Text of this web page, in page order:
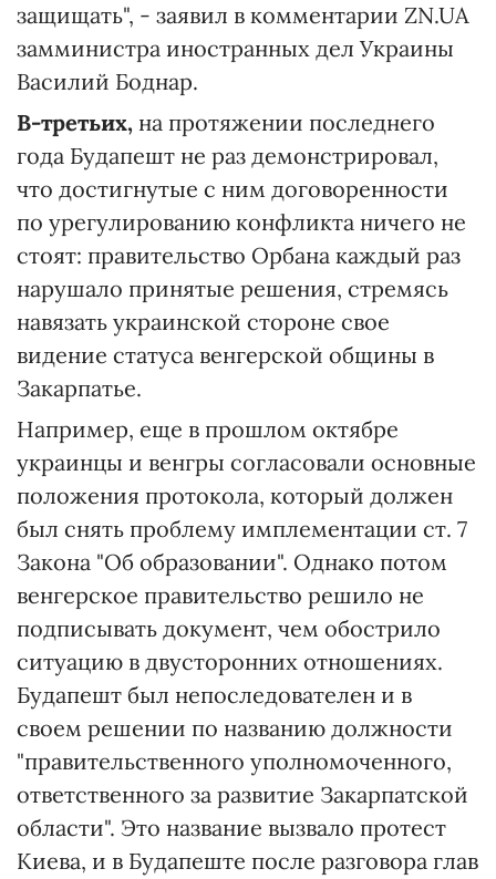
защищать", - заявил в комментарии ZN.UA
замминистра иностранных дел Украины
Василий Боднар.
В-третьих, на протяжении последнего
года Будапешт не раз демонстрировал,
что достигнутые с ним договоренности
по урегулированию конфликта ничего не
стоят: правительство Орбана каждый раз
нарушало принятые решения, стремясь
навязать украинской стороне свое
видение статуса венгерской общины в
Закарпатье.
Например, еще в прошлом октябре
украинцы и венгры согласовали основные
положения протокола, который должен
был снять проблему имплементации ст. 7
Закона "Об образовании". Однако потом
венгерское правительство решило не
подписывать документ, чем обострило
ситуацию в двусторонних отношениях.
Будапешт был непоследователен и в
своем решении по названию должности
"правительственного уполномоченного,
ответственного за развитие Закарпатской
области". Это название вызвало протест
Киева, и в Будапеште после разговора глав